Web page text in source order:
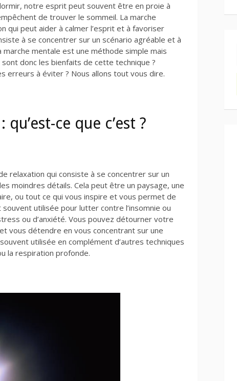
notre esprit peut souvent être en proie à
de trouver le sommeil. La marche
qui peut aider à calmer l’esprit et à favoriser
à se concentrer sur un scénario agréable et à
marche mentale est une méthode simple mais
sont donc les bienfaits de cette technique ?
erreurs à éviter ? Nous allons tout vous dire.
ce que c’est ?
relaxation qui consiste à se concentrer sur un
moindres détails. Cela peut être un paysage, une
ou tout ce qui vous inspire et vous permet de
utilisée pour lutter contre l’insomnie ou
ou d’anxiété. Vous pouvez détourner votre
vous détendre en vous concentrant sur une
utilisée en complément d’autres techniques
la respiration profonde.